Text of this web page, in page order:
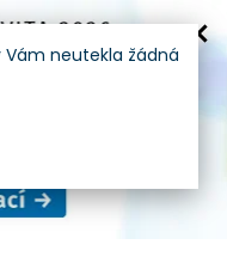
neutekla žádná